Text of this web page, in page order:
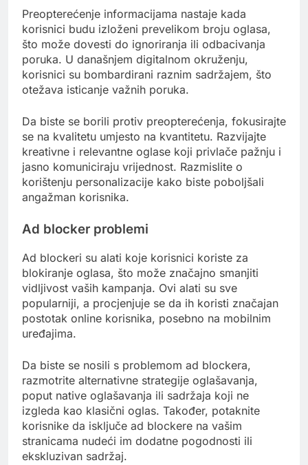
Preopterećenje informacijama nastaje kada
korisnici budu izloženi prevelikom broju oglasa,
što može dovesti do ignoriranja ili odbacivanja
poruka. U današnjem digitalnom okruženju,
korisnici su bombardirani raznim sadržajem, što
otežava isticanje važnih poruka.
Da biste se borili protiv preopterećenja, fokusirajte
se na kvalitetu umjesto na kvantitetu. Razvijajte
kreativne i relevantne oglase koji privlače pažnju i
jasno komuniciraju vrijednost. Razmislite o
korištenju personalizacije kako biste poboljšali
angažman korisnika.
Ad blocker problemi
Ad blockeri su alati koje korisnici koriste za
blokiranje oglasa, što može značajno smanjiti
vidljivost vaših kampanja. Ovi alati su sve
popularniji, a procjenjuje se da ih koristi značajan
postotak online korisnika, posebno na mobilnim
uređajima.
Da biste se nosili s problemom ad blockera,
razmotrite alternativne strategije oglašavanja,
poput native oglašavanja ili sadržaja koji ne
izgleda kao klasični oglas. Također, potaknite
korisnike da isključe ad blockere na vašim
stranicama nudeći im dodatne pogodnosti ili
ekskluzivan sadržaj.